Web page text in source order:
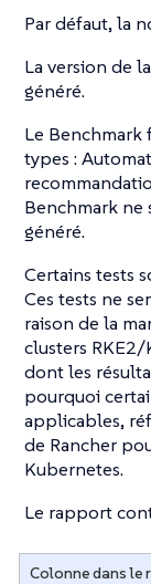
Par défaut, la
La version de
généré.
Le Benchmark
types :
Benchmark ne
généré.
Certains tests
Ces tests ne
raison de la
clusters
dont les
pourquoi
applicables,
de Rancher
Kubernetes.
Le rapport
Colonne dans le